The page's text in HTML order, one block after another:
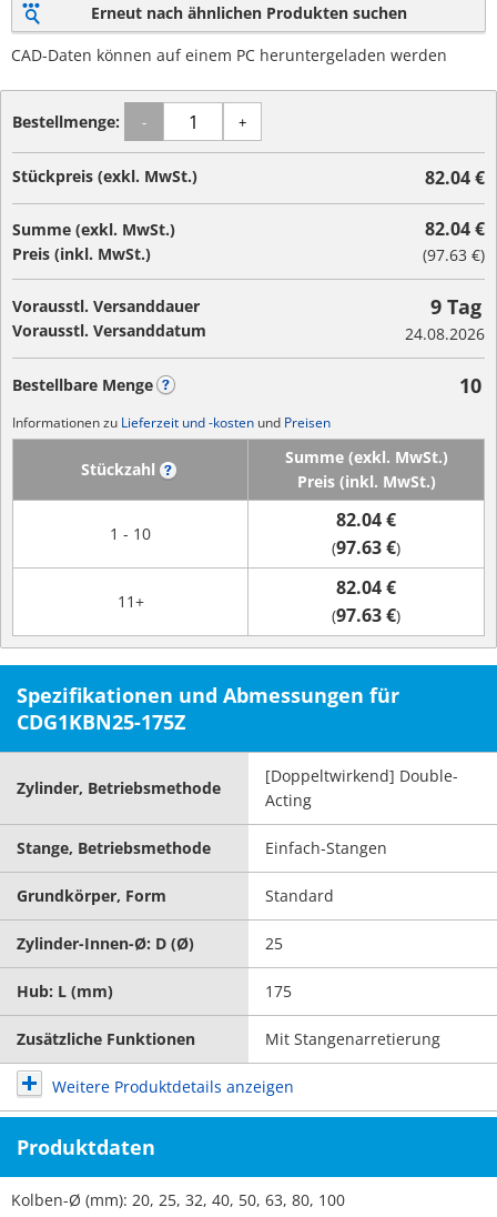
Erneut nach ähnlichen Produkten suchen
CAD-Daten können auf einem PC heruntergeladen werden
Bestellmenge: - +
Stückpreis (exkl. MwSt.) 82.04 €
Summe (exkl. MwSt.)
Preis (inkl. MwSt.)
82.04 €
(97.63 €)
Vorausstl. Versanddauer
Vorausstl. Versanddatum
9 Tag
24.08.2026
Bestellbare Menge 10
Informationen zu Lieferzeit und -kosten und Preisen
Stückzahl
Summe (exkl. MwSt.)
Preis (inkl. MwSt.)
1 - 10
82.04 €
(97.63 €)
11+
82.04 €
(97.63 €)
Spezifikationen und Abmessungen für
CDG1KBN25-175Z
Zylinder, Betriebsmethode
[Doppeltwirkend] Double-
Acting
Stange, Betriebsmethode Einfach-Stangen
Grundkörper, Form Standard
Zylinder-Innen-Ø: D (Ø) 25
Hub: L (mm) 175
Zusätzliche Funktionen Mit Stangenarretierung
Weitere Produktdetails anzeigen
Produktdaten
Kolben-Ø (mm): 20, 25, 32, 40, 50, 63, 80, 100